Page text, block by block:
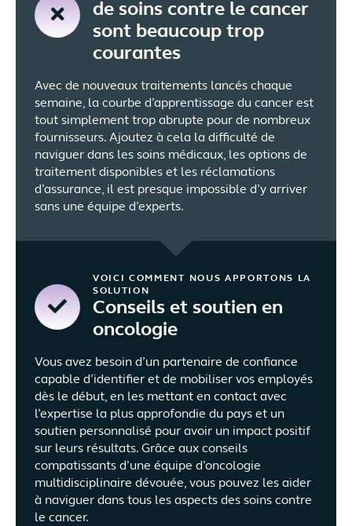
de soins contre le cancer
sont beaucoup trop
courantes
Avec de nouveaux traitements lancés chaque
semaine, la courbe d’apprentissage du cancer est
tout simplement trop abrupte pour de nombreux
fournisseurs. Ajoutez à cela la difficulté de
naviguer dans les soins médicaux, les options de
traitement disponibles et les réclamations
d’assurance, il est presque impossible d’y arriver
sans une équipe d’experts.
VOICI COMMENT NOUS APPORTONS LA
SOLUTION
Conseils et soutien en
oncologie
Vous avez besoin d’un partenaire de confiance
capable d’identifier et de mobiliser vos employés
dès le début, en les mettant en contact avec
l’expertise la plus approfondie du pays et un
soutien personnalisé pour avoir un impact positif
sur leurs résultats. Grâce aux conseils
compatissants d’une équipe d’oncologie
multidisciplinaire dévouée, vous pouvez les aider
à naviguer dans tous les aspects des soins contre
le cancer.